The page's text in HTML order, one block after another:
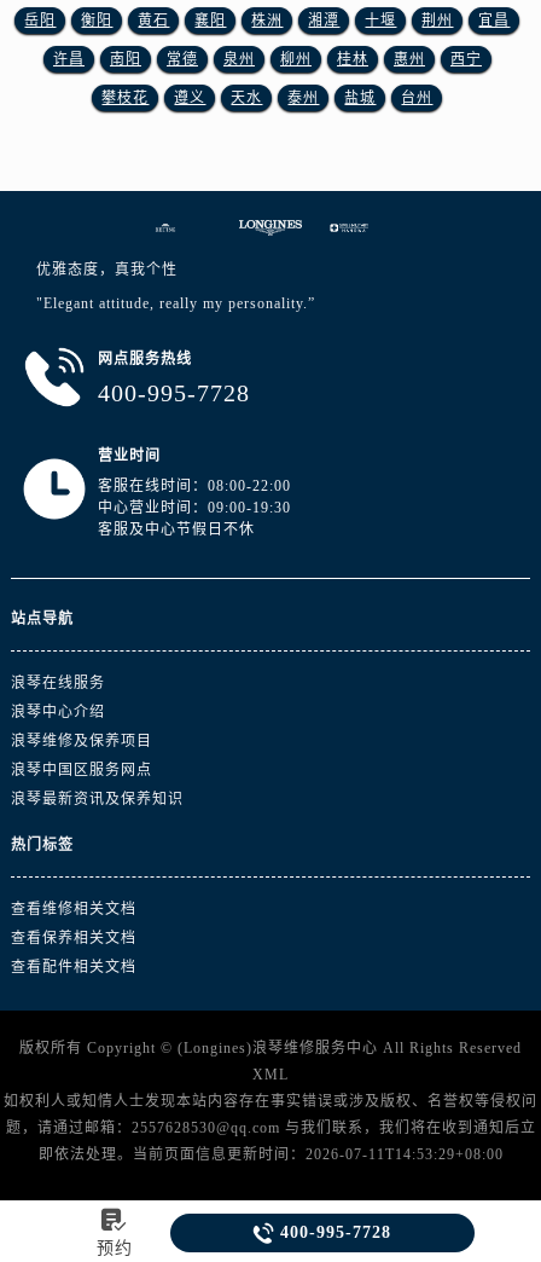
江西省九江市浔阳区浔阳路浪琴售后服务中心（需提前预约）
江西省南昌市红谷滩新区红谷中大道998号绿地双子塔（中央广场）A1座办公楼14层1407室浪琴售后服务中心（需提前预约）
江西省宜春市袁州区中山中路浪琴售后服务中心（需提前预约）
澳门特别行政区花地玛堂区关闸广场浪琴售后服务中心（需提前预约）
澳门特别行政区花王堂区大三巴商圈浪琴售后服务中心（需提前预约）
澳门省路氹城市金光大道浪琴售后服务中心（需提前预约）
岳阳 衡阳 黄石 襄阳 株洲 湘潭 十堰 荆州 宜昌
许昌 南阳 常德 泉州 柳州 桂林 惠州 西宁
攀枝花 遵义 天水 泰州 盐城 台州
优雅态度，真我个性
"Elegant attitude, really my personality.”
网点服务热线
400-995-7728
营业时间
客服在线时间：08:00-22:00
中心营业时间：09:00-19:30
客服及中心节假日不休
站点导航
浪琴在线服务
浪琴中心介绍
浪琴维修及保养项目
浪琴中国区服务网点
浪琴最新资讯及保养知识
热门标签
查看维修相关文档
查看保养相关文档
查看配件相关文档
版权所有 Copyright © (Longines)浪琴维修服务中心 All Rights Reserved
XML
如权利人或知情人士发现本站内容存在事实错误或涉及版权、名誉权等侵权问
题，请通过邮箱：2557628530@qq.com 与我们联系，我们将在收到通知后立
即依法处理。当前页面信息更新时间：2026-07-11T14:53:29+08:00

预约
 400-995-7728